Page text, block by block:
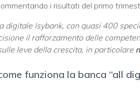
i risultati del primo
digitale Isybank, con quasi 400
il rafforzamento delle
leve della crescita, in particolare
funziona la banca “all